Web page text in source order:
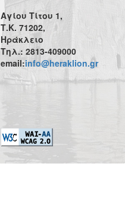
Αγίου Τίτου 1,
Τ.Κ. 71202,
Ηράκλειο
Τηλ.: 2813-409000
email:info@heraklion.gr